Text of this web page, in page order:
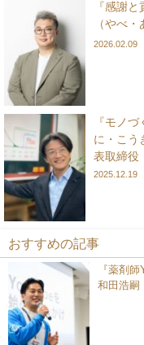
『感謝
（やべ
2026.02.09
『モノ
に・こう
表取締役
2025.12.19
おすすめの記事
『薬剤
和田浩嗣